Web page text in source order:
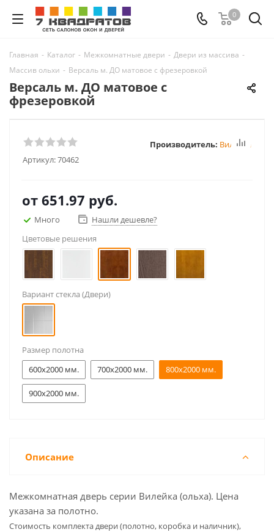
0
Главная - Каталог - Межкомнатные двери - Двери из массива -
Массив ольхи - Версаль м. ДО матовое с фрезеровкой
Версаль м. ДО матовое с
фрезеровкой
Артикул:70462
Производитель: Вилейка
от 651.97 руб.
Много
Нашли дешевле?
Цветовые решения
Вариант стекла (Двери)
Размер полотна
600x2000 мм.
700x2000 мм. 800x2000 мм.
900x2000 мм.
Описание
Межкомнатная дверь серии Вилейка (ольха). Цена
указана за полотно.
Cтоимость комплекта двери (полотно, коробка и наличник),